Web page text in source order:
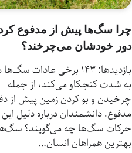
چرا سگ‌ها پیش از مدفوع
دور خودشان می‌چرخند؟
بازدیدها: 143 برخی عادات
به شدت کنجکاو می‌کند، از جمله
چرخیدن و بو کردن زمین پیش از
مدفوع. دانشمندان درباره دلیل این
حرکات سگ‌ها چه می‌گویند؟
بهترین همراهان انسان…